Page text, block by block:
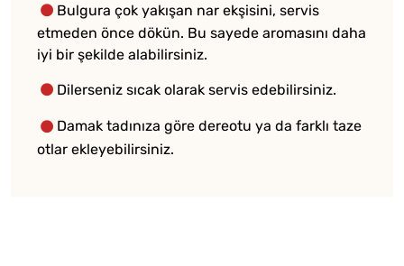
Bulgura çok yakışan nar ekşisini, servis
etmeden önce dökün. Bu sayede aromasını daha
iyi bir şekilde alabilirsiniz.
Dilerseniz sıcak olarak servis edebilirsiniz.
Damak tadınıza göre dereotu ya da farklı taze
otlar ekleyebilirsiniz.